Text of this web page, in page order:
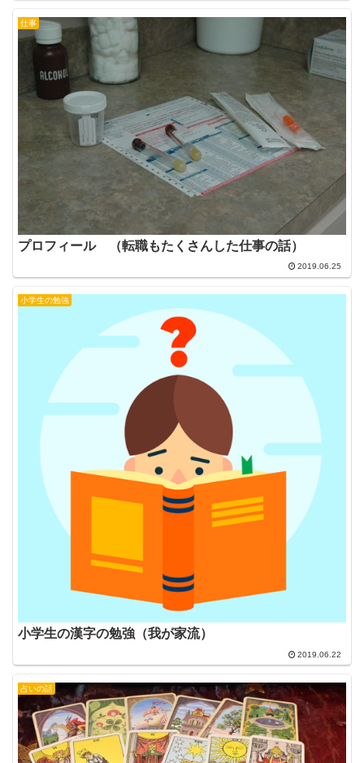
仕事
プロフィール （転職もたくさんした仕事の話）
2019.06.25
小学生の勉強
小学生の漢字の勉強（我が家流）
2019.06.22
占いの話